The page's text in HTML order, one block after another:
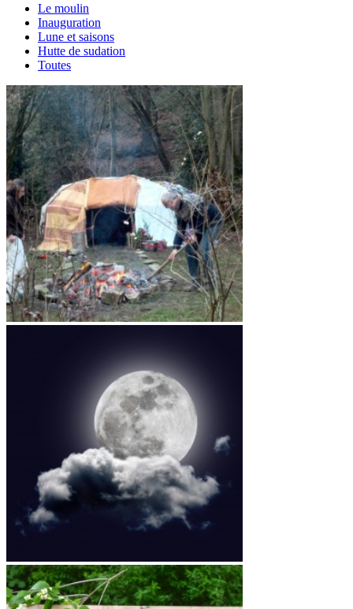
Le moulin
Inauguration
Lune et saisons
Hutte de sudation
Toutes